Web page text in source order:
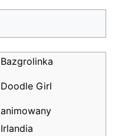
Bazgrolinka
Doodle Girl
animowany
Irlandia